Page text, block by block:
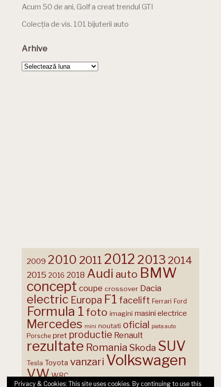
Acum 50 de ani, Golf a creat trendul GTI
Colecția de vis. 101 bijuterii auto
Arhive
Arhive
2009 2010 2011 2012 2013 2014
2015 2016 2018 Audi auto BMW
concept coupe crossover Dacia
electric Europa F1 facelift Ferrari Ford
Formula 1 foto imagini masini electrice
Mercedes mini noutati oficial piata auto
Porsche pret productie Renault
rezultate Romania Skoda SUV
Tesla Toyota vanzari Volkswagen
VW WRC
Privacy & Cookies: This site uses cookies. By continuing to use this